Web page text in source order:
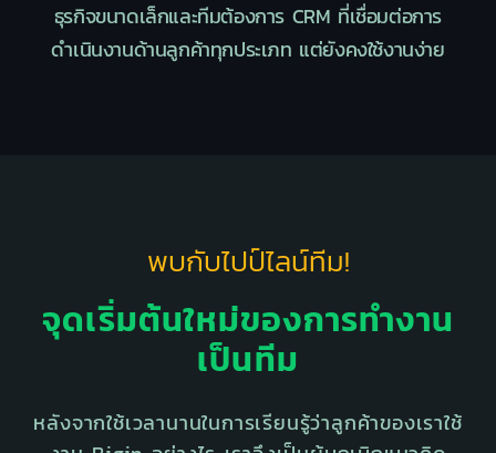
ธุรกิจขนาดเล็กและทีมต้องการ CRM ที่เชื่อมต่อการ
ดำเนินงานด้านลูกค้าทุกประเภท แต่ยังคงใช้งานง่าย
พบกับไปป์ไลน์ทีม!
จุดเริ่มต้นใหม่ของการทำงาน
เป็นทีม
หลังจากใช้เวลานานในการเรียนรู้ว่าลูกค้าของเราใช้